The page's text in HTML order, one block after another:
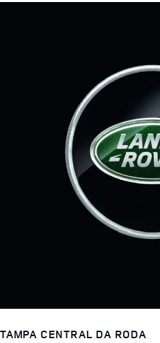
TAMPA CENTRAL DA RODA